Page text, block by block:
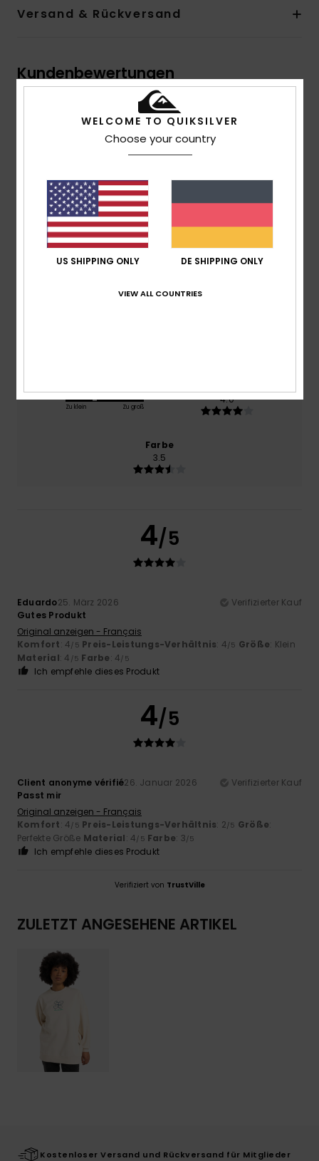
Versand & Rückversand
Kundenbewertungen
Durchschnittliche Bewertung
4.0
basierend auf2 verifizierten Bewertungenseit
Januar 2026
100% unserer Kunden empfehlen dieses Produkt
Zu klein Zu groß
4.0
Farbe
3.5
4/5
Eduardo25. März 2026
Verifizierter Kauf
Gutes Produkt
Original anzeigen - Français
Komfort: 4/5 Preis-Leistungs-Verhältnis: 4/5 Größe: Klein
Material: 4 /5 Farbe: 4/5
Ich empfehle dieses Produkt
4/5
Client anonyme vérifié26. Januar 2026
Verifizierter Kauf
Passt mir
Original anzeigen - Français
Komfort: 4/5 Preis-Leistungs-Verhältnis: 2/5 Größe:
Perfekte Größe Material: 4/5 Farbe: 3/5
Ich empfehle dieses Produkt
Verifiziert von TrustVille
ZULETZT ANGESEHENE ARTIKEL
Kostenloser Versand und Rückversand für Mitglieder
WELCOME TO QUIKSILVER
Choose your country
US SHIPPING ONLY DE SHIPPING ONLY
VIEW ALL COUNTRIES